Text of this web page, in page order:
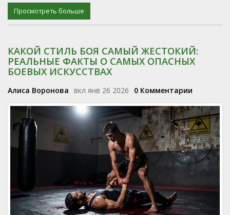
Просмотреть больше
КАКОЙ СТИЛЬ БОЯ САМЫЙ ЖЕСТОКИЙ:
РЕАЛЬНЫЕ ФАКТЫ О САМЫХ ОПАСНЫХ
БОЕВЫХ ИСКУССТВАХ
Алиса Воронова вкл янв 26 2026 0 Комментарии